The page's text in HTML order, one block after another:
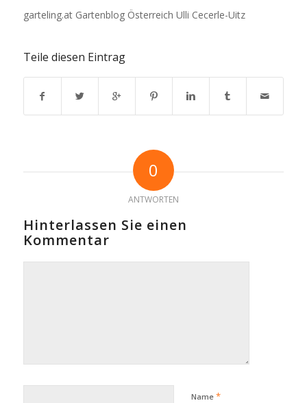
garteling.at Gartenblog Österreich Ulli Cecerle-Uitz
Teile diesen Eintrag
0
ANTWORTEN
Hinterlassen Sie einen
Kommentar
Name *